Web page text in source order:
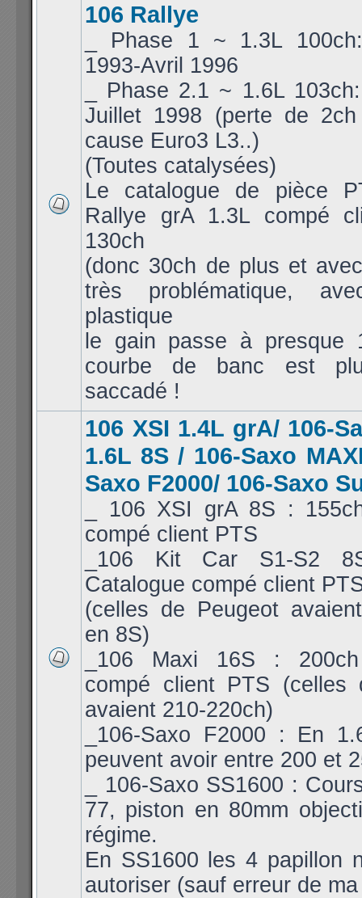
106 Rallye
_ Phase 1 ~ 1.3L
1993-Avril 1996
_ Phase 2.1 ~ 1.6L
Juillet 1998 (perte de
cause Euro3 L3..)
(Toutes catalysées)
Le catalogue de pièce
Rallye grA 1.3L compé
130ch
(donc 30ch de plus et
très problématique,
plastique
le gain passe à presque
courbe de banc est
saccadé !
106 XSI 1.4L grA/ 106-
1.6L 8S / 106-Saxo
Saxo F2000/ 106-Saxo
_ 106 XSI grA 8S :
compé client PTS
_106 Kit Car S1-S2
Catalogue compé client
(celles de Peugeot
en 8S)
_106 Maxi 16S :
compé client PTS (celles
avaient 210-220ch)
_106-Saxo F2000 : En
peuvent avoir entre 200 et
_ 106-Saxo SS1600 :
77, piston en 80mm
régime.
En SS1600 les 4 papillon
autoriser (sauf erreur de